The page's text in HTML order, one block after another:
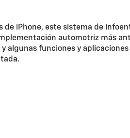
de iPhone, este sistema de
automotriz más
y algunas funciones y